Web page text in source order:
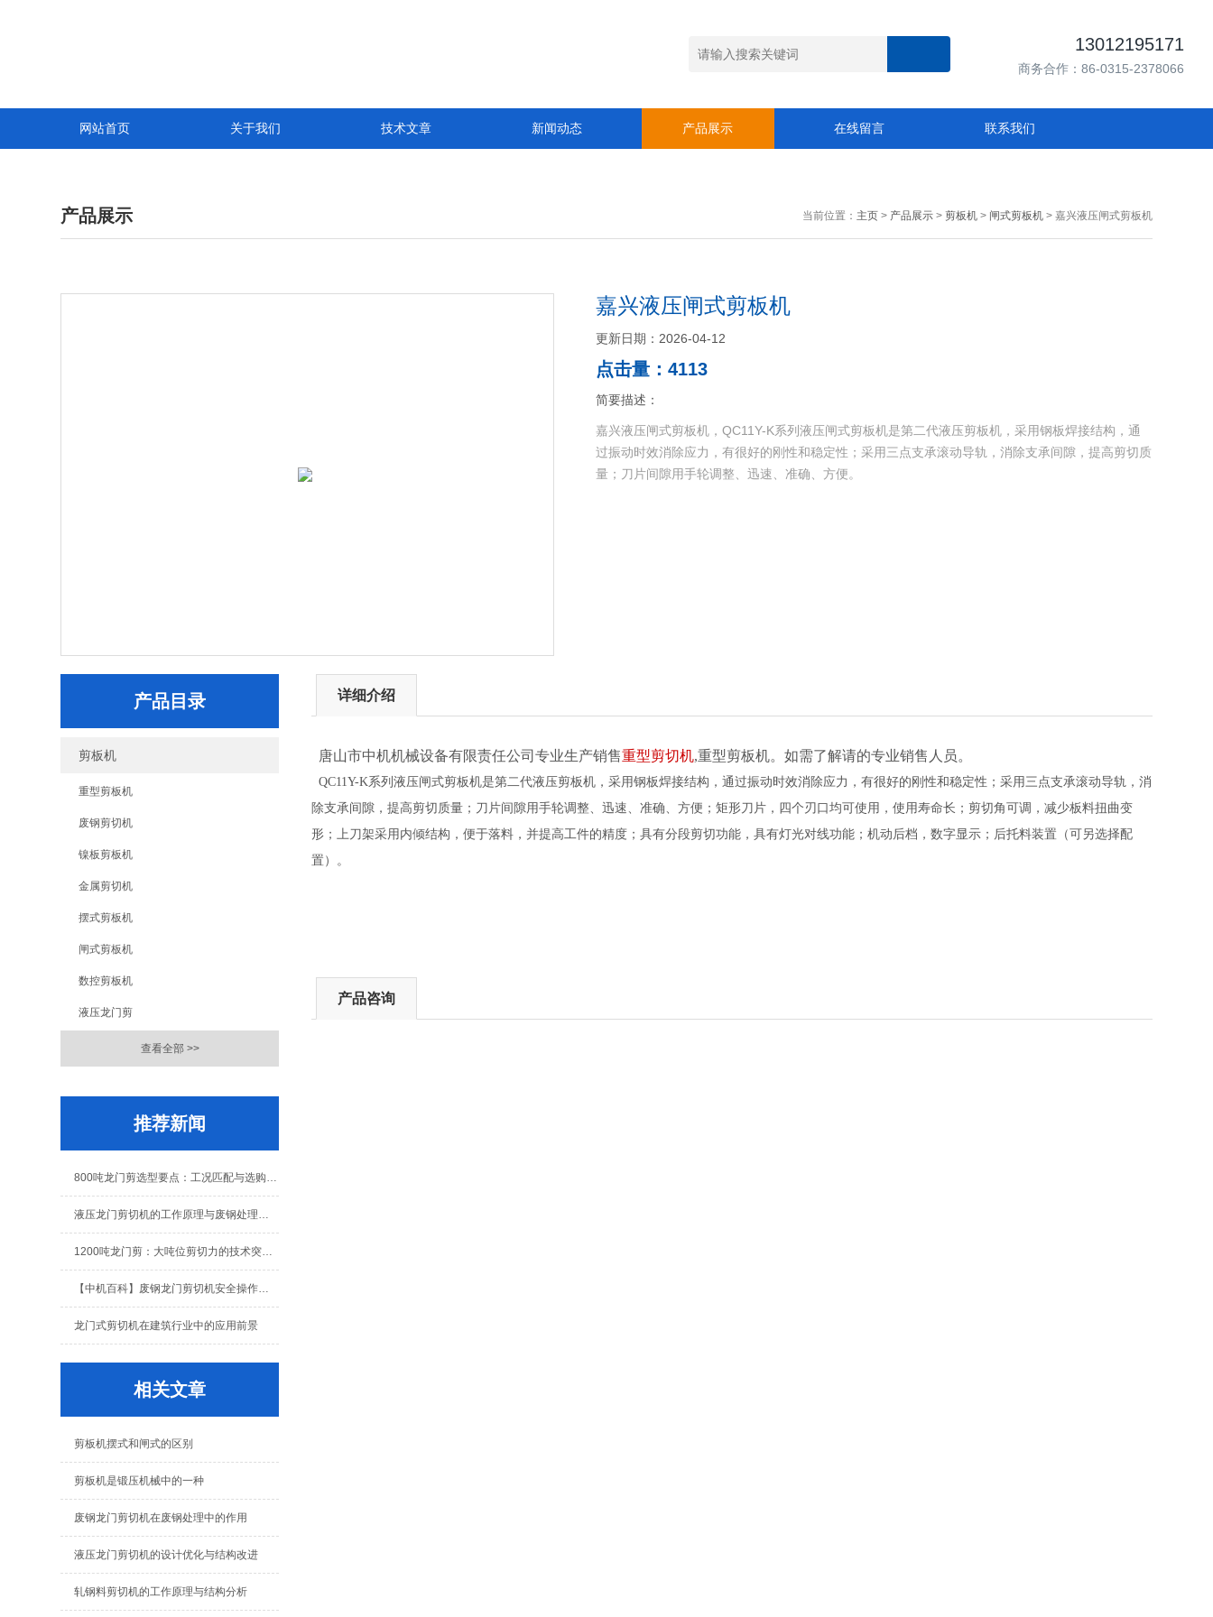
13012195171
商务合作：86-0315-2378066
网站首页 关于我们 技术文章 新闻动态 产品展示 在线留言 联系我们
产品展示 当前位置： 主页> 产品展示> 剪板机> 闸式剪板机> 嘉兴液压闸式剪板机
嘉兴液压闸式剪板机
更新日期：2026-04-12
点击量：4113
简要描述：
嘉兴液压闸式剪板机，QC11Y-K系列液压闸式剪板机是第二代液压剪板机，采用钢板焊接结构，通
过振动时效消除应力，有很好的刚性和稳定性；采用三点支承滚动导轨，消除支承间隙，提高剪切质
量；刀片间隙用手轮调整、迅速、准确、方便。
产品目录
剪板机
重型剪板机
废钢剪切机
镍板剪板机
金属剪切机
摆式剪板机
闸式剪板机
数控剪板机
液压龙门剪
查看全部 >>
推荐新闻
800吨龙门剪选型要点：工况匹配与选购指南
液压龙门剪切机的工作原理与废钢处理应用解析
1200吨龙门剪：大吨位剪切力的技术突破与结构设计解析
【中机百科】废钢龙门剪切机安全操作规程：老机手总结的10条铁律
龙门式剪切机在建筑行业中的应用前景
相关文章
剪板机摆式和闸式的区别
剪板机是锻压机械中的一种
废钢龙门剪切机在废钢处理中的作用
液压龙门剪切机的设计优化与结构改进
轧钢料剪切机的工作原理与结构分析
详细介绍
唐山市中机机械设备有限责任公司专业生产销售重型剪切机,重型剪板机。如需了解请的专业销售人员。
QC11Y-K系列液压闸式剪板机是第二代液压剪板机，采用钢板焊接结构，通过振动时效消除应力，有很好的刚性和稳定性；采用三点支承滚动导轨，消
除支承间隙，提高剪切质量；刀片间隙用手轮调整、迅速、准确、方便；矩形刀片，四个刃口均可使用，使用寿命长；剪切角可调，减少板料扭曲变
形；上刀架采用内倾结构，便于落料，并提高工件的精度；具有分段剪切功能，具有灯光对线功能；机动后档，数字显示；后托料装置（可另选择配
置）。
产品咨询